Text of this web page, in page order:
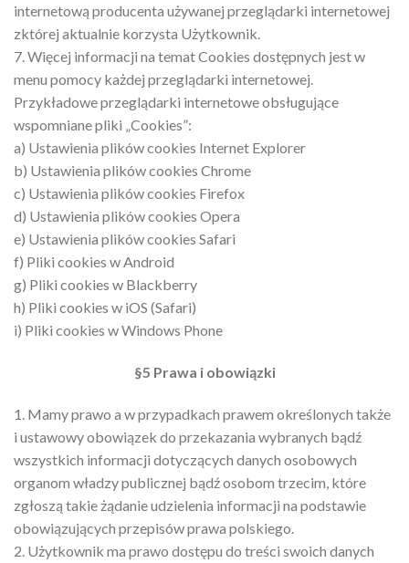
internetową producenta używanej przeglądarki internetowej
zktórej aktualnie korzysta Użytkownik.
7. Więcej informacji na temat Cookies dostępnych jest w
menu pomocy każdej przeglądarki internetowej.
Przykładowe przeglądarki internetowe obsługujące
wspomniane pliki „Cookies”:
a) Ustawienia plików cookies Internet Explorer
b) Ustawienia plików cookies Chrome
c) Ustawienia plików cookies Firefox
d) Ustawienia plików cookies Opera
e) Ustawienia plików cookies Safari
f) Pliki cookies w Android
g) Pliki cookies w Blackberry
h) Pliki cookies w iOS (Safari)
i) Pliki cookies w Windows Phone
§5 Prawa i obowiązki
1. Mamy prawo a w przypadkach prawem określonych także
i ustawowy obowiązek do przekazania wybranych bądź
wszystkich informacji dotyczących danych osobowych
organom władzy publicznej bądź osobom trzecim, które
zgłoszą takie żądanie udzielenia informacji na podstawie
obowiązujących przepisów prawa polskiego.
2. Użytkownik ma prawo dostępu do treści swoich danych